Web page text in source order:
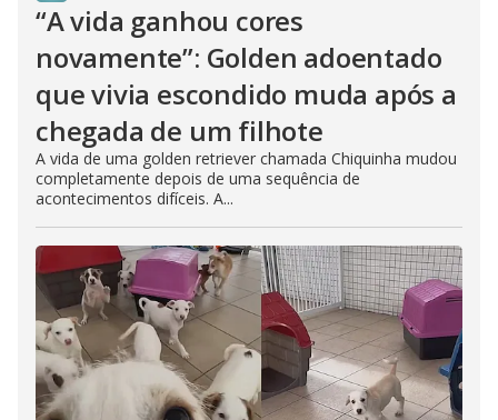
“A vida ganhou cores
novamente”: Golden adoentado
que vivia escondido muda após a
chegada de um filhote
A vida de uma golden retriever chamada Chiquinha mudou
completamente depois de uma sequência de
acontecimentos difíceis. A...